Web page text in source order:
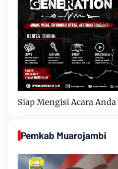
Siap Mengisi Acara Anda
Pemkab Muarojambi